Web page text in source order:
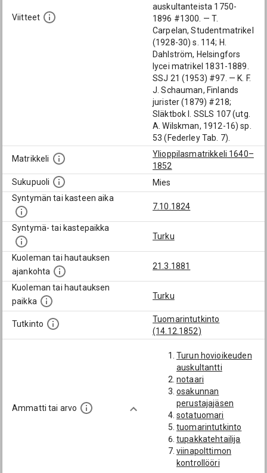
Viitteet
auskultanteista 1750-
1896 #1300. — T.
Carpelan, Studentmatrikel
(1928-30) s. 114; H.
Dahlström, Helsingfors
lycei matrikel 1831-1889.
SSJ 21 (1953) #97. — K. F.
J. Schauman, Finlands
jurister (1879) #218;
Släktbok I. SSLS 107 (utg.
A. Wilskman, 1912-16) sp.
53 (Federley Tab. 7).
Matrikkeli
Ylioppilasmatrikkeli 1640–
1852
Sukupuoli
Mies
Syntymän tai kasteen aika
7.10.1824
Syntymä- tai kastepaikka
Turku
Kuoleman tai hautauksen
ajankohta
21.3.1881
Kuoleman tai hautauksen
paikka
Turku
Tutkinto
Tuomarintutkinto
(14.12.1852)
Ammatti tai arvo
Turun hovioikeuden
auskultantti
notaari
osakunnan
perustajajäsen
sotatuomari
tuomarintutkinto
tupakkatehtailija
viinapolttimon
kontrollööri